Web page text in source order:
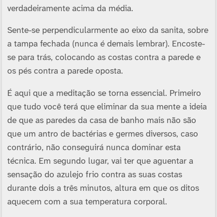
verdadeiramente acima da média.
Sente-se perpendicularmente ao eixo da sanita, sobre
a tampa fechada (nunca é demais lembrar). Encoste-
se para trás, colocando as costas contra a parede e
os pés contra a parede oposta.
É aqui que a meditação se torna essencial. Primeiro
que tudo você terá que eliminar da sua mente a ideia
de que as paredes da casa de banho mais não são
que um antro de bactérias e germes diversos, caso
contrário, não conseguirá nunca dominar esta
técnica. Em segundo lugar, vai ter que aguentar a
sensação do azulejo frio contra as suas costas
durante dois a três minutos, altura em que os ditos
aquecem com a sua temperatura corporal.